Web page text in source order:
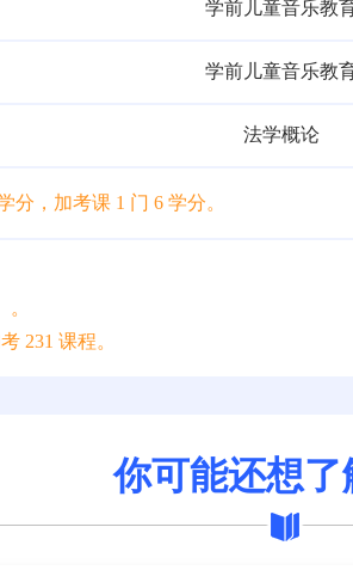
学前儿童音乐教
学前儿童音乐教
法学概论
分，加考课 1 门 6 学分。
231 课程。
你可能还想了